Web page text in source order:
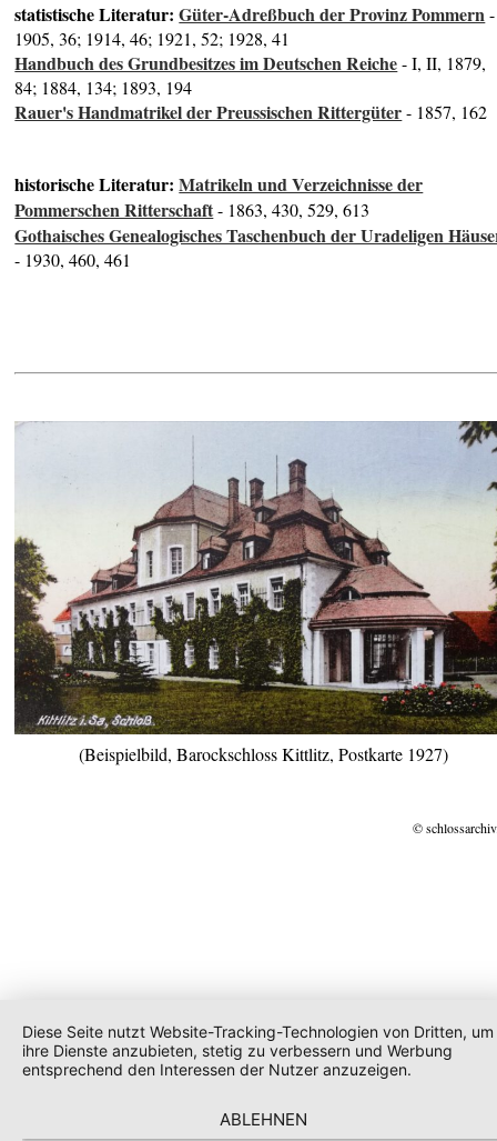
statistische Literatur:Güter-Adreßbuch der Provinz Pommern-
1905, 36; 1914, 46; 1921, 52; 1928, 41
Handbuch des Grundbesitzes im Deutschen Reiche- I, II, 1879,
84; 1884, 134; 1893, 194
Rauer's Handmatrikel der Preussischen Rittergüter- 1857, 162
historische Literatur:Matrikeln und Verzeichnisse der
Pommerschen Ritterschaft- 1863, 430, 529, 613
Gothaisches Genealogisches Taschenbuch der Uradeligen
- 1930, 460, 461
(Beispielbild, Barockschloss Kittlitz, Postkarte 1927)
©
Diese Seite nutzt Website-Tracking-Technologien von Dritten, um
ihre Dienste anzubieten, stetig zu verbessern und Werbung
entsprechend den Interessen der Nutzer anzuzeigen.
ABLEHNEN